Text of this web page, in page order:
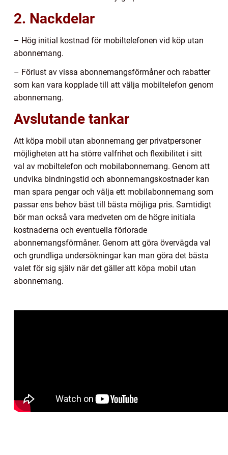
2. Nackdelar
– Hög initial kostnad för mobiltelefonen vid köp utan
abonnemang.
– Förlust av vissa abonnemangsförmåner och rabatter
som kan vara kopplade till att välja mobiltelefon genom
abonnemang.
Avslutande tankar
Att köpa mobil utan abonnemang ger privatpersoner
möjligheten att ha större valfrihet och flexibilitet i sitt
val av mobiltelefon och mobilabonnemang. Genom att
undvika bindningstid och abonnemangskostnader kan
man spara pengar och välja ett mobilabonnemang som
passar ens behov bäst till bästa möjliga pris. Samtidigt
bör man också vara medveten om de högre initiala
kostnaderna och eventuella förlorade
abonnemangsförmåner. Genom att göra övervägda val
och grundliga undersökningar kan man göra det bästa
valet för sig själv när det gäller att köpa mobil utan
abonnemang.